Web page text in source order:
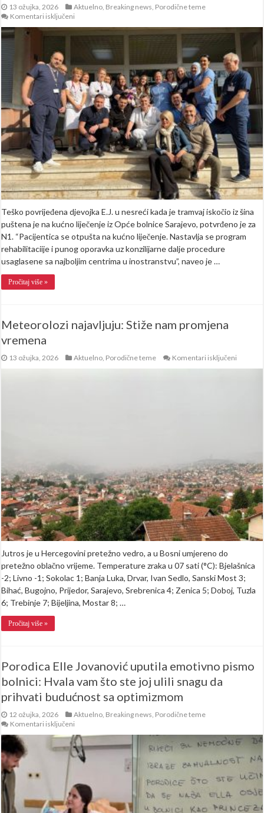
13 ožujka, 2026 Aktuelno Breaking news Porodične teme
Komentari isključeni
nakon
oporavka
puštena
na
kućno
liječenje,
uručena
joj
i
torta
Teško povrijeđena djevojka E.J. u nesreći kada je tramvaj iskočio iz šina
puštena je na kućno liječenje iz Opće bolnice Sarajevo, potvrđeno je za
N1. “Pacijentica se otpušta na kućno liječenje. Nastavlja se program
rehabilitaciije i punog oporavka uz konzilijarne dalje procedure
usaglasene sa najboljim centrima u inostranstvu”, naveo je …
Pročitaj više »
Meteorolozi najavljuju: Stiže nam promjena
vremena
13 ožujka, 2026 Aktuelno Porodične teme Komentari isključeni
Jutros je u Hercegovini pretežno vedro, a u Bosni umjereno do
pretežno oblačno vrijeme. Temperature zraka u 07 sati (°C): Bjelašnica
-2; Livno -1; Sokolac 1; Banja Luka, Drvar, Ivan Sedlo, Sanski Most 3;
Bihać, Bugojno, Prijedor, Sarajevo, Srebrenica 4; Zenica 5; Doboj, Tuzla
6; Trebinje 7; Bijeljina, Mostar 8; …
Pročitaj više »
Porodica Elle Jovanović uputila emotivno pismo
bolnici: Hvala vam što ste joj ulili snagu da
prihvati budućnost sa optimizmom
12 ožujka, 2026 Aktuelno Breaking news Porodične teme
Komentari isključeni
Elle
Jovanović
uputila
bolnici:
Hvala
vam